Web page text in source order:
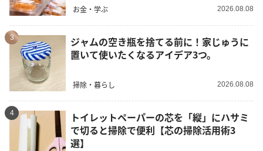
お金・学ぶ 2026.08.08
3
ジャムの空き瓶を捨てる前に！家じゅうに
置いて使いたくなるアイデア3つ。
掃除・暮らし 2026.08.08
4
トイレットペーパーの芯を「縦」にハサミ
で切ると掃除で便利【芯の掃除活用術3
選】